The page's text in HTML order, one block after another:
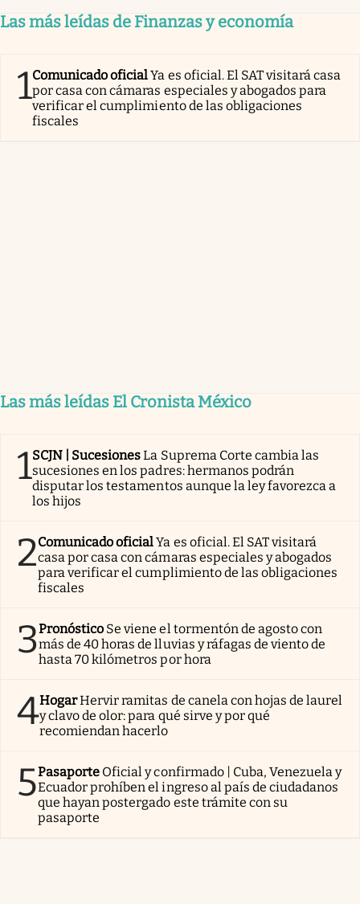
Las más leídas de Finanzas y economía
1Comunicado oficialYa es oficial. El SAT visitará casa
por casa con cámaras especiales y abogados para
verificar el cumplimiento de las obligaciones
fiscales
Las más leídas El Cronista México
1SCJN | SucesionesLa Suprema Corte cambia las
sucesiones en los padres: hermanos podrán
disputar los testamentos aunque la ley favorezca a
los hijos
2Comunicado oficialYa es oficial. El SAT visitará
casa por casa con cámaras especiales y abogados
para verificar el cumplimiento de las obligaciones
fiscales
3Pronóstico Se viene el tormentón de agosto con
más de 40 horas de lluvias y ráfagas de viento de
hasta 70 kilómetros por hora
4HogarHervir ramitas de canela con hojas de laurel
y clavo de olor: para qué sirve y por qué
recomiendan hacerlo
5Pasaporte Oficial y confirmado | Cuba, Venezuela y
Ecuador prohíben el ingreso al país de ciudadanos
que hayan postergado este trámite con su
pasaporte